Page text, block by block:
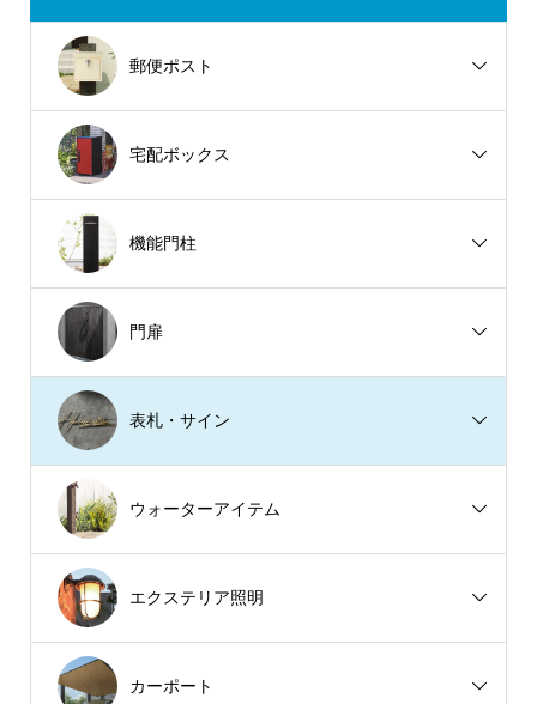
郵便ポスト
宅配ボックス
機能門柱
門扉
表札・サイン
ウォーターアイテム
エクステリア照明
カーポート